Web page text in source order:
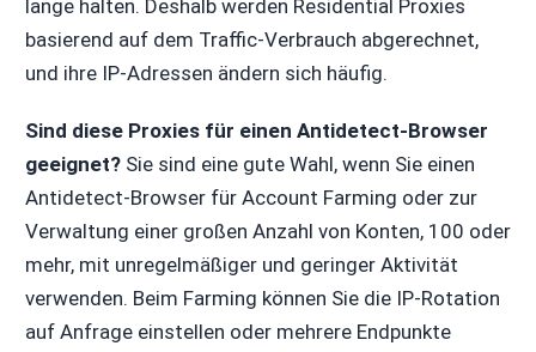
lange halten. Deshalb werden Residential Proxies
basierend auf dem Traffic-Verbrauch abgerechnet,
und ihre IP-Adressen ändern sich häufig.
Sind diese Proxies für einen Antidetect-Browser
geeignet?Sie sind eine gute Wahl, wenn Sie einen
Antidetect-Browser für Account Farming oder zur
Verwaltung einer großen Anzahl von Konten, 100 oder
mehr, mit unregelmäßiger und geringer Aktivität
verwenden. Beim Farming können Sie die IP-Rotation
auf Anfrage einstellen oder mehrere Endpunkte